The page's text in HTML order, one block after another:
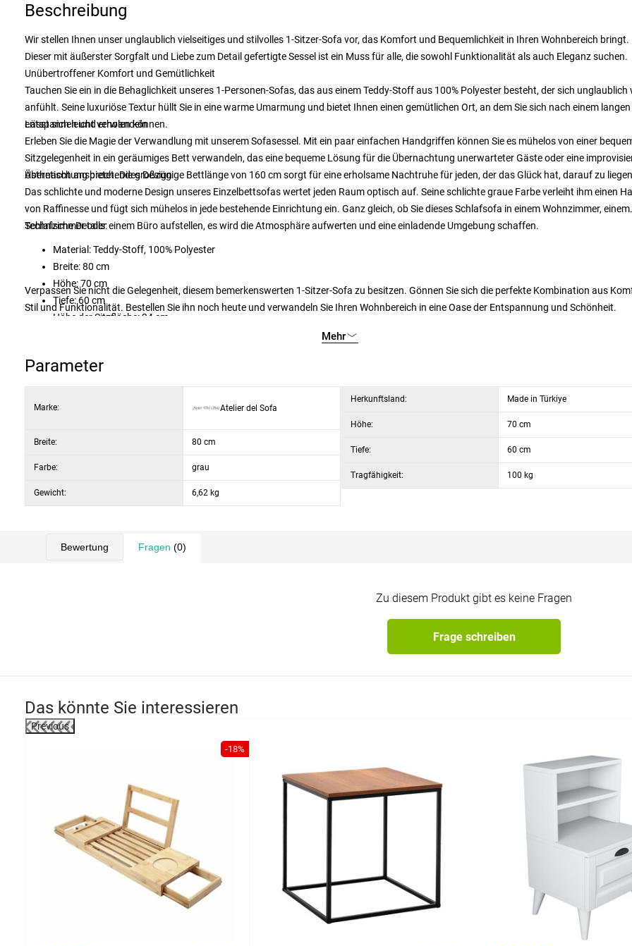
Beschreibung
Wir stellen Ihnen unser unglaublich vielseitiges und stilvolles 1-Sitzer-Sofa vor, das Komfort und Bequemlichkeit in Ihren Wohnbereich bringt.
Dieser mit äußerster Sorgfalt und Liebe zum Detail gefertigte Sessel ist ein Muss für alle, die sowohl Funktionalität als auch Eleganz suchen.
Unübertroffener Komfort und Gemütlichkeit
Tauchen Sie ein in die Behaglichkeit unseres 1-Personen-Sofas, das aus einem Teddy-Stoff aus 100% Polyester besteht, der sich unglaublich
anfühlt. Seine luxuriöse Textur hüllt Sie in eine warme Umarmung und bietet Ihnen einen gemütlichen Ort, an dem Sie sich nach einem langen
entspannen und erholen können.
Lässt sich leicht verwandeln
Erleben Sie die Magie der Verwandlung mit unserem Sofasessel. Mit ein paar einfachen Handgriffen können Sie es mühelos von einer
Sitzgelegenheit in ein geräumiges Bett verwandeln, das eine bequeme Lösung für die Übernachtung unerwarteter Gäste oder eine
Übernachtung bietet. Die großzügige Bettlänge von 160 cm sorgt für eine erholsame Nachtruhe für jeden, der das Glück hat, darauf zu
Ästhetisch ansprechendes Design
Das schlichte und moderne Design unseres Einzelbettsofas wertet jeden Raum optisch auf. Seine schlichte graue Farbe verleiht ihm einen
von Raffinesse und fügt sich mühelos in jede bestehende Einrichtung ein. Ganz gleich, ob Sie dieses Schlafsofa in einem Wohnzimmer, einem
Schlafzimmer oder einem Büro aufstellen, es wird die Atmosphäre aufwerten und eine einladende Umgebung schaffen.
Technische Details:
Material: Teddy-Stoff, 100% Polyester
Breite: 80 cm
Höhe: 70 cm
Tiefe: 60 cm
Höhe der Sitzfläche: 24 cm
Verpassen Sie nicht die Gelegenheit, diesem bemerkenswerten 1-Sitzer-Sofa zu besitzen. Gönnen Sie sich die perfekte Kombination aus
Stil und Funktionalität. Bestellen Sie ihn noch heute und verwandeln Sie Ihren Wohnbereich in eine Oase der Entspannung und Schönheit.
Mehr
Parameter
Marke: Atelier del Sofa
Breite: 80 cm
Farbe: grau
Gewicht: 6,62 kg
Herkunftsland: Made in Türkiye
Höhe: 70 cm
Tiefe: 60 cm
Tragfähigkeit: 100 kg
Bewertung Fragen (0)
Zu diesem Produkt gibt es keine Fragen
Frage schreiben
Das könnte Sie interessieren
Previous
-18%